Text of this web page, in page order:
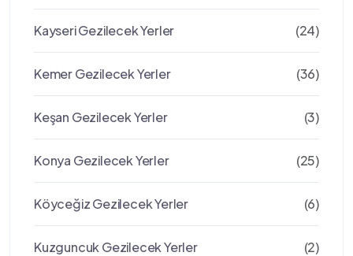
Kayseri Gezilecek Yerler (24)
Kemer Gezilecek Yerler (36)
Keşan Gezilecek Yerler (3)
Konya Gezilecek Yerler (25)
Köyceğiz Gezilecek Yerler (6)
Kuzguncuk Gezilecek Yerler (2)